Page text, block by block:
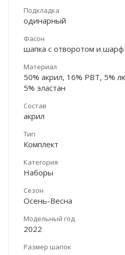
Подкладка
одинарный
Фасон
шапка с отворотом и шарф
Материал
50% акрил, 16% PBT, 5%
5% эластан
Состав
акрил
Тип
Комплект
Категория
Наборы
Сезон
Осень-Весна
Модельный год
2022
Размер шапок